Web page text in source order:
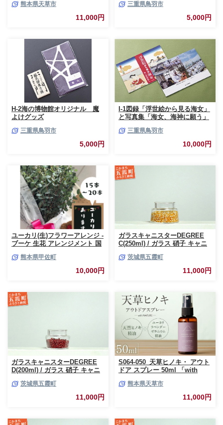
熊本県天草市
11,000円
三重県鳥羽市
5,000円
H-2海の博物館オリジナル 魔
よけグッズ
三重県鳥羽市
5,000円
I-1図録「浮世絵から見る海女」
と写真集「海女、海神に願う」
三重県鳥羽市
10,000円
ユーカリ(生)フラワーアレンジ -
ブーケ 生花 アレンジメント 国
ンテリア 虫よけ作用 人気 おす
熊本県甲佐町
10,000円
ガラスキャニスターDEGREE
C(250ml) / ガラス 硝子 キャニ
耐熱 一生もの 職人 こだわり
JIDA デザインミュージアムセ
レクション 茨城県 五霞町
茨城県五霞町
11,000円
ガラスキャニスターDEGREE
D(200ml) / ガラス 硝子 キャニ
耐熱 一生もの 職人 こだわり
JIDA デザインミュージアムセ
レクション 茨城県 五霞町
茨城県五霞町
11,000円
S064-050_天草ヒノキ・ アウト
ドア スプレー 50ml 「with
熊本県天草市
11,000円